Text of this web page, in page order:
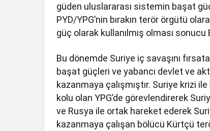
güden uluslararası sistemin başat
PYD/YPG’nin bırakın terör örgütü
güç olarak kullanılmış olması
Bu dönemde Suriye iç savaşını
başat güçleri ve yabancı devlet ve
kazanmaya çalışmıştır. Suriye krizi
kolu olan YPG’de görevlendirerek
ve Rusya ile ortak hareket ederek
kazanmaya çalışan bölücü Kürtçü